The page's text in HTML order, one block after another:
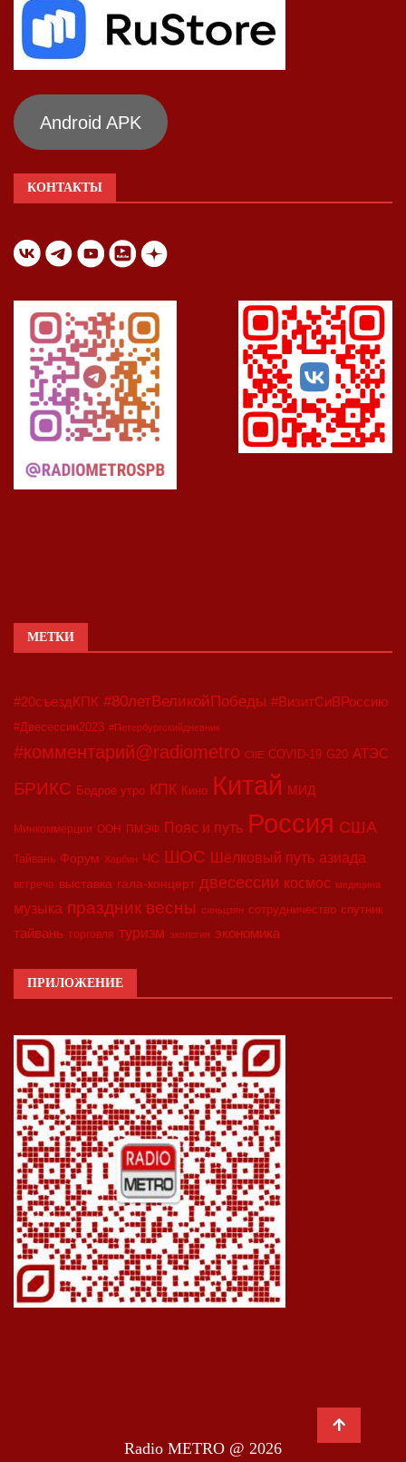
Android APK
КОНТАКТЫ
МЕТКИ
#20съездКПК #80летВеликойПобеды #ВизитСиВРоссию
#Двесессии2023 #Петербургскийдневник
#комментарий@radiometro CIIE COVID-19 G20 АТЭС
БРИКС Бодрое утро КПК Кино Китай МИД
Минкоммерции ООН ПМЭФ Пояс и путь Россия США
Тайвань Форум Харбин ЧС ШОС Шёлковый путь азиада
встреча выставка гала-концерт двесессии космос медицина
музыка праздник весны синьцзян сотрудничество спутник
тайвань торговля туризм экология экономика
ПРИЛОЖЕНИЕ
Radio METRO @ 2026